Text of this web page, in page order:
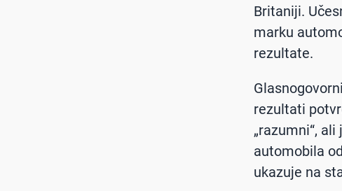
Britaniji.
marku
rezultate.
rezultati
„razumni“,
automobila
ukazuje na